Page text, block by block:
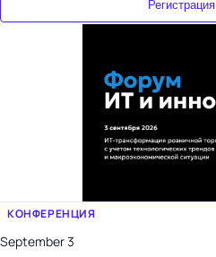
Регистрация
КОНФЕРЕНЦИЯ
September 3